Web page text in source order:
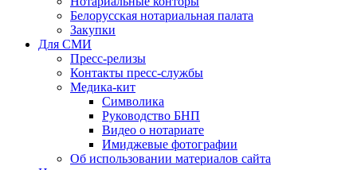
Белорусская нотариальная палата
Закупки
Для СМИ
Пресс-релизы
Контакты пресс-службы
Медика-кит
Символика
Руководство БНП
Видео о нотариате
Имиджевые фотографии
Об использовании материалов сайта